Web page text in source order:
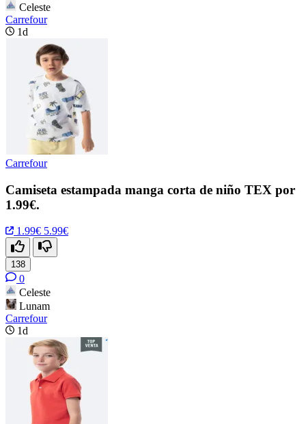
Celeste
Carrefour
1d
Carrefour
Camiseta estampada manga corta de niño TEX por
1.99€.
1.99€ 5.99€
138
0
Celeste
Lunam
Carrefour
1d